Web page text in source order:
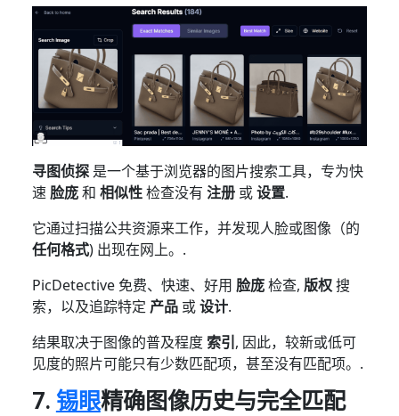
寻图侦探 是一个基于浏览器的图片搜索工具，专为快
速脸庞和 相似性检查没有 注册或设置.
它通过扫描公共资源来工作，并发现人脸或图像（的
任何格式) 出现在网上。.
PicDetective 免费、快速、好用 脸庞检查, 版权搜
索，以及追踪特定 产品 或设计.
结果取决于图像的普及程度 索引 , 因此，较新或低可
见度的照片可能只有少数匹配项，甚至没有匹配项。.
7. 锡眼精确图像历史与完全匹配